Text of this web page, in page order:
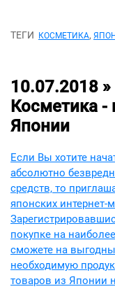
ТЕГИ КОСМЕТИКА,
10.07.2018
Косметика -
Японии
Если Вы хотите
абсолютно
средств, то
японских интернет-
покупке на
сможете на
необходимую
товаров из Японии